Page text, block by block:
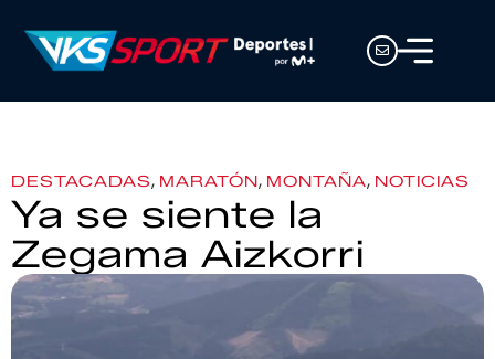
DESTACADAS, MARATÓN, MONTAÑA, NOTICIAS
Ya se siente la
Zegama Aizkorri